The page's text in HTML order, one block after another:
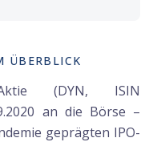
ÜBERBLICK
(DYN, ISIN
an die Börse –
geprägten IPO-